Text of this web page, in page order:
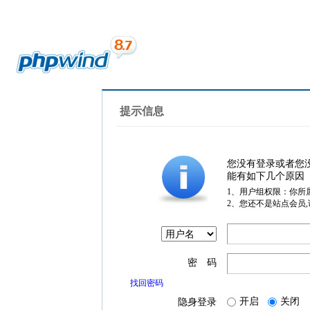
提示信息
您没有登录或者您
能有如下几个原因
1、用户组权限：你所
2、您还不是站点会员
密 码
找回密码
隐身登录 开启 关闭